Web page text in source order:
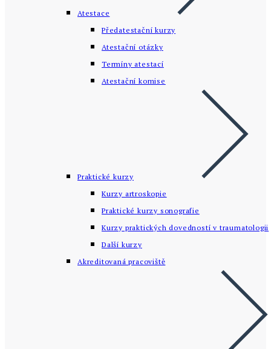
Atestace
Předatestační kurzy
Atestační otázky
Termíny atestací
Atestační komise
Praktické kurzy
Kurzy artroskopie
Praktické kurzy sonografie
Kurzy praktických dovedností v traumatologii
Další kurzy
Akreditovaná pracoviště